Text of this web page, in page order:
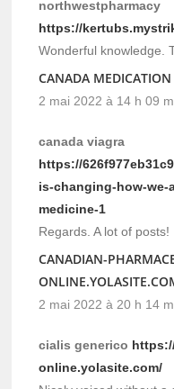
northwestpharmacy
https://
Wonderful knowledge.
CANADA MEDICATION
2 mai 2022 à 14 h 09
canada viagra
https://
is-changing-how-we-
medicine-1
Regards. A lot of posts!
CANADIAN-
2 mai 2022 à 20 h 14
cialis generico
online.yolasite.com/